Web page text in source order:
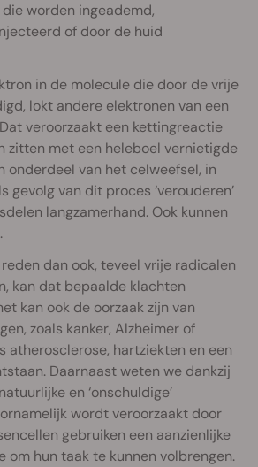
worden ingeademd,
of door de huid
in de molecule die door de vrije
lokt andere elektronen van een
veroorzaakt een kettingreactie
zitten met een heleboel vernietigde
onderdeel van het celweefsel, in
gevolg van dit proces ‘verouderen’
langzamerhand. Ook kunnen
dan ook, teveel vrije radicalen
kan dat bepaalde klachten
kan ook de oorzaak zijn van
zoals kanker, Alzheimer of
atherosclerose, hartziekten en een
Daarnaast weten we dankzij
en ‘onschuldige’
wordt veroorzaakt door
gebruiken een aanzienlijke
om hun taak te kunnen volbrengen.